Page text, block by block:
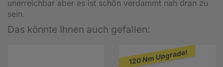
unerreichbar aber es ist schön verdammt nah dran zu
sein.
Das könnte Ihnen auch gefallen:
120 Nm Upgrade!